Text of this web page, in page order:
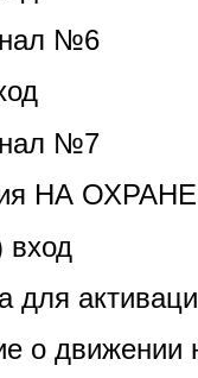
№6
№7
НА ОХРАНЕ
вход
для
о движении